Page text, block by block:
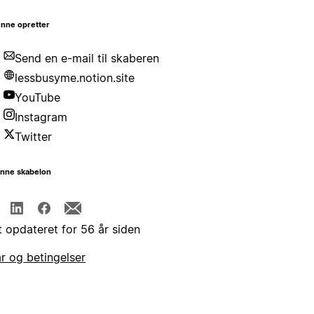
opretter
Send en e-mail til skaberen
lessbusyme.notion.site
YouTube
Instagram
Twitter
skabelon
opdateret for 56 år siden
og betingelser